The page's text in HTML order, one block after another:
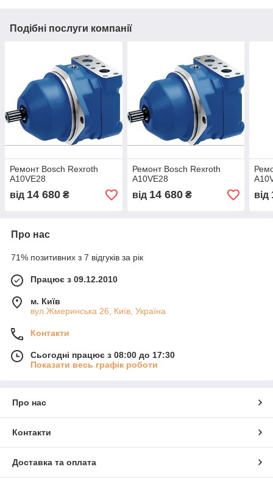
Подібні послуги компанії
Ремонт Bosch Rexroth
A10VE28
від 14 680 ₴
Ремонт Bosch Rexroth
A10VE28
від 14 680₴ від
Про нас
71% позитивних з 7 відгуків за рік
Працює з 09.12.2010
м. Київ
вул.Жмеринська 26, Київ, Україна
Контакти
Сьогодні працює з 08:00 до 17:30
Показати весь графік роботи
Про нас
Контакти
Доставка та оплата